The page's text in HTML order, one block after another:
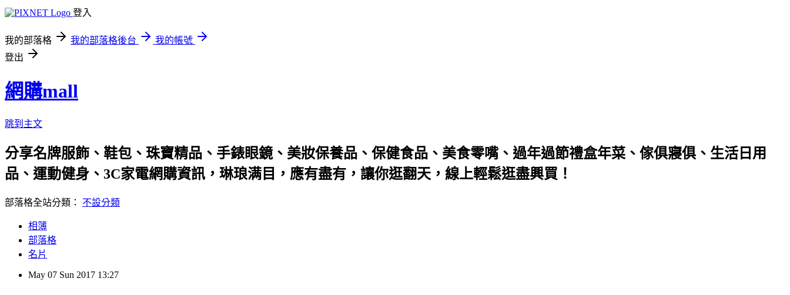
登入
我的部落格 我的部落格後台
我的帳號
登出
網購mall
跳到主文
分享名牌服飾、鞋包、珠寶精品、手錶眼鏡、美妝保養品、保健食品、美食零嘴、過年過節禮盒年菜、傢俱寢俱、生活日用
品、運動健身、3C家電網購資訊，琳琅满目，應有盡有，讓你逛翻天，線上輕鬆逛盡興買！
部落格全站分類： 不設分類
相簿
部落格
名片
May 07 Sun 2017 13:27